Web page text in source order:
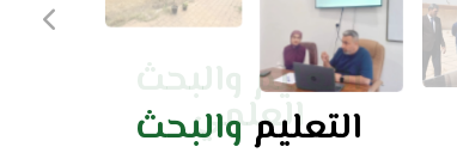
التعليم والبحث
العلميالتعليموالبحث